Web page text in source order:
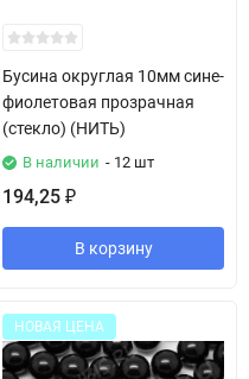
Бусина округлая 10мм сине-
фиолетовая прозрачная
(стекло) (НИТЬ)
В наличии - 12 шт
194,25 ₽
В корзину
НОВАЯ ЦЕНА